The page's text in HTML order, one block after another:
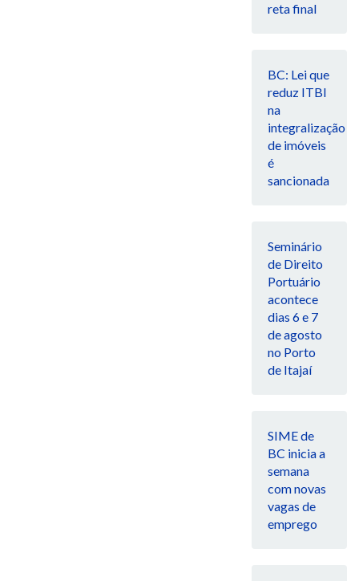
reta final
BC: Lei que
reduz ITBI
na
integralização
de imóveis
é
sancionada
Seminário
de Direito
Portuário
acontece
dias 6 e 7
de agosto
no Porto
de Itajaí
SIME de
BC inicia a
semana
com novas
vagas de
emprego